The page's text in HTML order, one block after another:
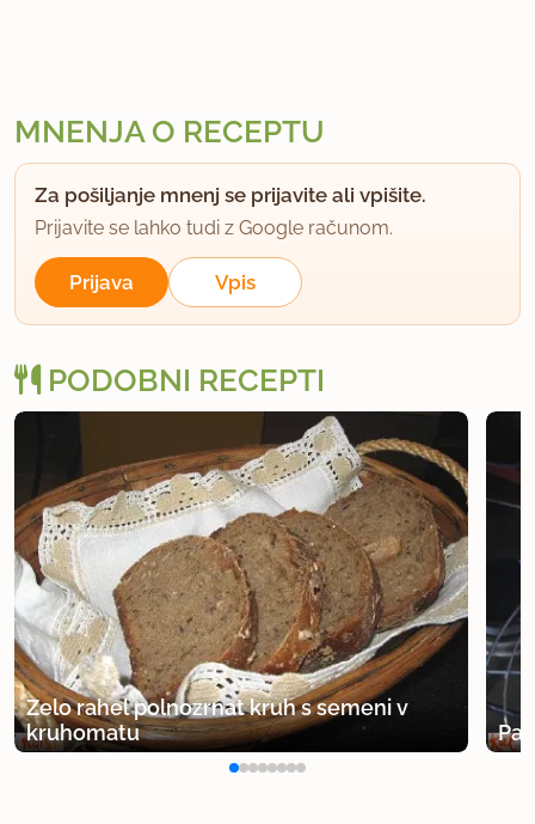
MNENJA O RECEPTU
Za pošiljanje mnenj se prijavite ali vpišite.
Prijavite se lahko tudi z Google računom.
Prijava Vpis
PODOBNI RECEPTI
Zelo rahel polnozrnat kruh s semeni v
kruhomatu